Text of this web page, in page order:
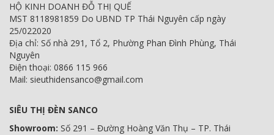
HỘ KINH DOANH ĐỖ THỊ QUẾ
MST 8118981859 Do UBND TP Thái Nguyên cấp ngày
25/022020
Địa chỉ: Số nhà 291, Tổ 2, Phường Phan Đình Phùng, Thái
Nguyên
Điện thoại: 0866 115 966
Mail: sieuthidensanco@gmail.com
SIÊU THỊ ĐÈN SANCO
Showroom: Số 291 – Đường Hoàng Văn Thụ – TP. Thái